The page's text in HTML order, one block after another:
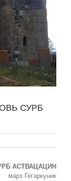
СУРБ
АСТВАЦАЦИН
марз Гегаркуник